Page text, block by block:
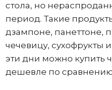
стола, но
период. Такие
дзампоне, панеттоне,
чечевицу, сухофрукты
эти дни можно купить
дешевле по